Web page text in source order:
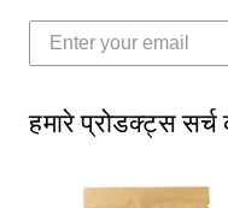
हमारे प्रोडक्ट्स